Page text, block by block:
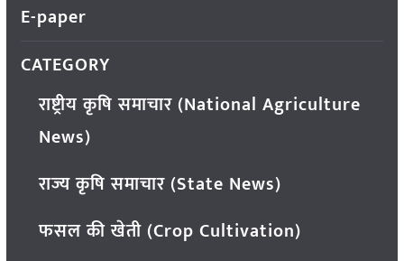
E-paper
CATEGORY
राष्ट्रीय कृषि समाचार (National Agriculture
News)
राज्य कृषि समाचार (State News)
फसल की खेती (Crop Cultivation)